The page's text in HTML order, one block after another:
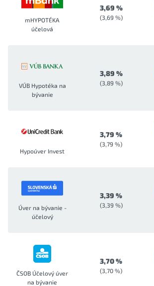
mHYPOTÉKA
účelová
3,69 %
(3,69 %)
VÚB Hypotéka na
bývanie
3,89 %
(3,89 %)
Hypoúver Invest
3,79 %
(3,79 %)
Úver na bývanie -
účelový
3,39 %
(3,39 %)
ČSOB Účelový úver
na bývanie
3,70 %
(3,70 %)